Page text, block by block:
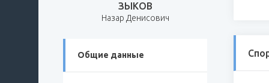
ЗЫКОВ
Назар Денисович
Общие данные